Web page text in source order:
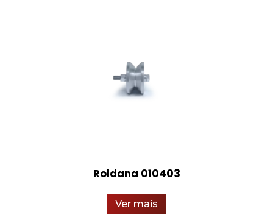
Roldana 010403
Ver mais